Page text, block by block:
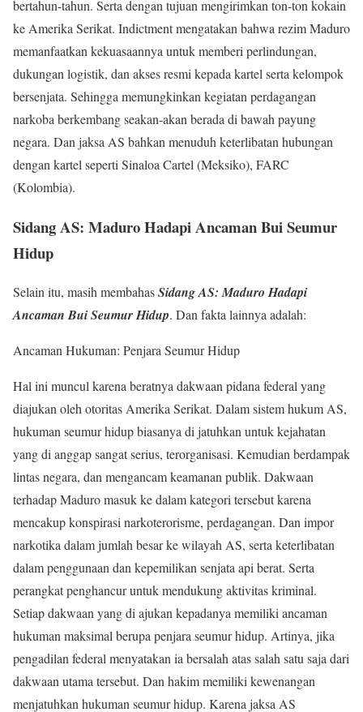
bertahun-tahun. Serta dengan tujuan mengirimkan ton-ton kokain
ke Amerika Serikat. Indictment mengatakan bahwa rezim Maduro
memanfaatkan kekuasaannya untuk memberi perlindungan,
dukungan logistik, dan akses resmi kepada kartel serta kelompok
bersenjata. Sehingga memungkinkan kegiatan perdagangan
narkoba berkembang seakan-akan berada di bawah payung
negara. Dan jaksa AS bahkan menuduh keterlibatan hubungan
dengan kartel seperti Sinaloa Cartel (Meksiko), FARC
(Kolombia).
Sidang AS: Maduro Hadapi Ancaman Bui Seumur
Hidup
Selain itu, masih membahasSidang AS: Maduro Hadapi
Ancaman Bui Seumur Hidup. Dan fakta lainnya adalah:
Ancaman Hukuman: Penjara Seumur Hidup
Hal ini muncul karena beratnya dakwaan pidana federal yang
diajukan oleh otoritas Amerika Serikat. Dalam sistem hukum AS,
hukuman seumur hidup biasanya di jatuhkan untuk kejahatan
yang di anggap sangat serius, terorganisasi. Kemudian berdampak
lintas negara, dan mengancam keamanan publik. Dakwaan
terhadap Maduro masuk ke dalam kategori tersebut karena
mencakup konspirasi narkoterorisme, perdagangan. Dan impor
narkotika dalam jumlah besar ke wilayah AS, serta keterlibatan
dalam penggunaan dan kepemilikan senjata api berat. Serta
perangkat penghancur untuk mendukung aktivitas kriminal.
Setiap dakwaan yang di ajukan kepadanya memiliki ancaman
hukuman maksimal berupa penjara seumur hidup. Artinya, jika
pengadilan federal menyatakan ia bersalah atas salah satu saja dari
dakwaan utama tersebut. Dan hakim memiliki kewenangan
menjatuhkan hukuman seumur hidup. Karena jaksa AS